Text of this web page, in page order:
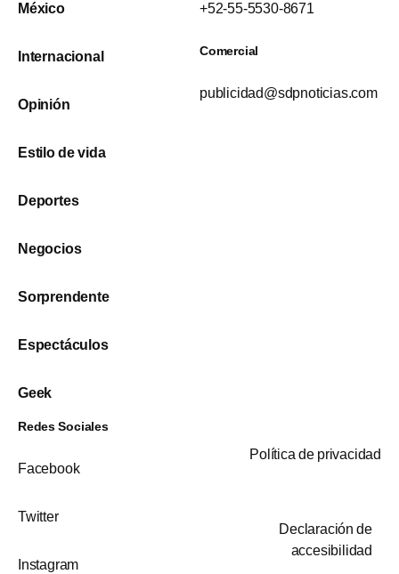
México
Internacional
Opinión
Estilo de vida
Deportes
Negocios
Sorprendente
Espectáculos
Geek
+52-55-5530-8671
Comercial
publicidad@sdpnoticias.com
Redes Sociales
Facebook
Twitter
Instagram
Política de privacidad
Declaración de
accesibilidad